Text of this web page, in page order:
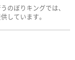
のぼりキングでは、
しています。